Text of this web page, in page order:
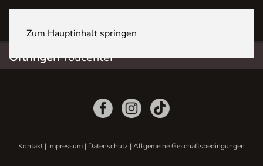
Zum Hauptinhalt springen
OftringenYoucenter
Kontakt| Impressum | Datenschutz | Allgemeine Geschäftsbedingungen